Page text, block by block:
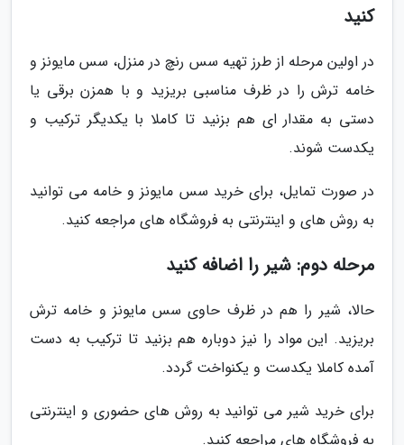
کنید
در اولین مرحله از طرز تهیه سس رنچ در منزل، سس مایونز و
خامه ترش را در ظرف مناسبی بریزید و با همزن برقی یا
دستی به مقدار ای هم بزنید تا کاملا با یکدیگر ترکیب و
یکدست شوند.
در صورت تمایل، برای خرید سس مایونز و خامه می توانید
به روش های و اینترنتی به فروشگاه های مراجعه کنید.
مرحله دوم: شیر را اضافه کنید
حالا، شیر را هم در ظرف حاوی سس مایونز و خامه ترش
بریزید. این مواد را نیز دوباره هم بزنید تا ترکیب به دست
آمده کاملا یکدست و یکنواخت گردد.
برای خرید شیر می توانید به روش های حضوری و اینترنتی
به فروشگاه های مراجعه کنید.